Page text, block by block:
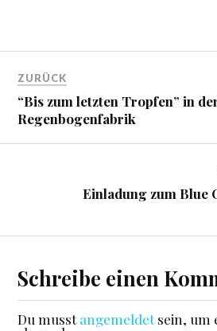
ZURÜCK
“Bis zum letzten Tropfen” in
Regenbogenfabrik
Einladung zum Blue
Schreibe einen
Du musstangemeldetsein, um